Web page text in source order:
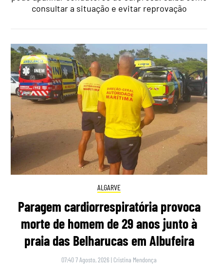
consultar a situação e evitar reprovação
ALGARVE
Paragem cardiorrespiratória provoca
morte de homem de 29 anos junto à
praia das Belharucas em Albufeira
07:40 7 Agosto, 2026 | Cristina Mendonça